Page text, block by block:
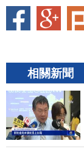
相關新聞